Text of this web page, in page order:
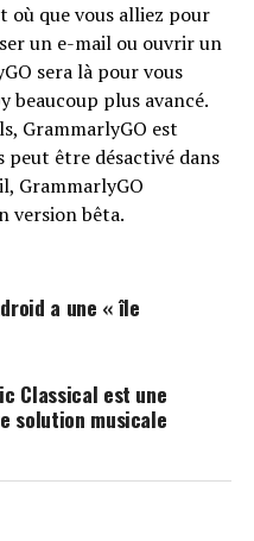
où que vous alliez pour
un e-mail ou ouvrir un
sera là pour vous
beaucoup plus avancé.
GrammarlyGO est
être désactivé dans
GrammarlyGO
version bêta.
a une « île
Classical est une
solution musicale